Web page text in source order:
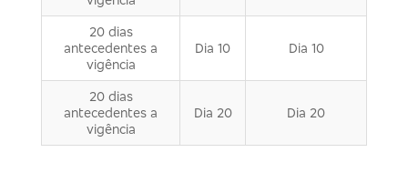
20 dias
antecedentes a
vigência
Dia 10 Dia 10
20 dias
antecedentes a
vigência
Dia 20 Dia 20